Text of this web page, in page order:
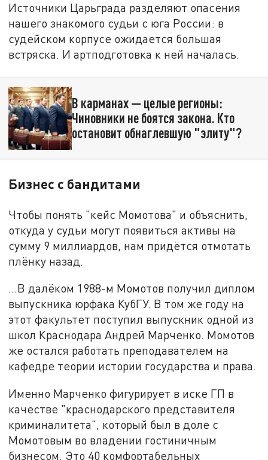
Источники Царьграда разделяют опасения
нашего знакомого судьи с юга России: в
судейском корпусе ожидается большая
встряска. И артподготовка к ней началась.
В карманах — целые регионы:
Чиновники не боятся закона. Кто
остановит обнаглевшую "элиту"?
Бизнес с бандитами
Чтобы понять "кейс Момотова" и объяснить,
откуда у судьи могут появиться активы на
сумму 9 миллиардов, нам придётся отмотать
плёнку назад.
...В далёком 1988-м Момотов получил диплом
выпускника юрфака КубГУ. В том же году на
этот факультет поступил выпускник одной из
школ Краснодара Андрей Марченко. Момотов
же остался работать преподавателем на
кафедре теории истории государства и права.
Именно Марченко фигурирует в иске ГП в
качестве "краснодарского представителя
криминалитета", который был в доле с
Момотовым во владении гостиничным
бизнесом. Это 40 комфортабельных